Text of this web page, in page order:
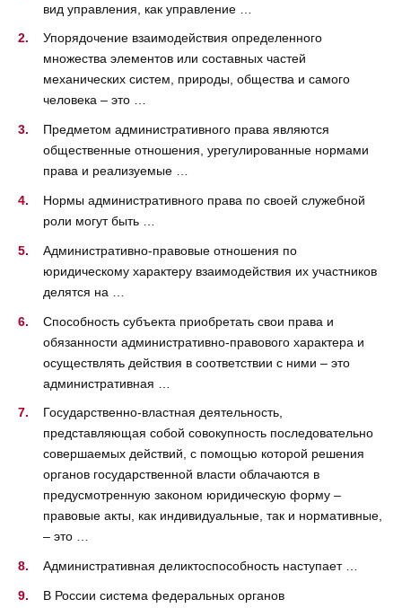
вид управления, как управление …
Упорядочение взаимодействия определенного
множества элементов или составных частей
механических систем, природы, общества и самого
человека – это …
Предметом административного права являются
общественные отношения, урегулированные нормами
права и реализуемые …
Нормы административного права по своей служебной
роли могут быть …
Административно-правовые отношения по
юридическому характеру взаимодействия их участников
делятся на …
Способность субъекта приобретать свои права и
обязанности административно-правового характера и
осуществлять действия в соответствии с ними – это
административная …
Государственно-властная деятельность,
представляющая собой совокупность последовательно
совершаемых действий, с помощью которой решения
органов государственной власти облачаются в
предусмотренную законом юридическую форму –
правовые акты, как индивидуальные, так и нормативные,
– это …
Административная деликтоспособность наступает …
В России система федеральных органов